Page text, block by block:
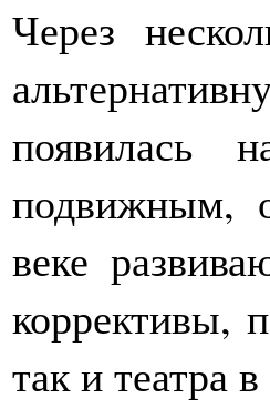
Через
появилась
подвижным,
веке
коррективы,
так и театра